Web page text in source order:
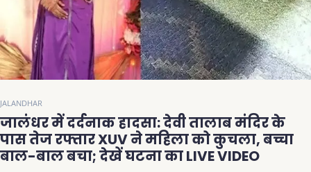
JALANDHAR
जालंधर में दर्दनाक हादसा: देवी तालाब मंदिर के
पास तेज रफ्तार XUV ने महिला को कुचला, बच्चा
बाल-बाल बचा; देखें घटना का LIVE VIDEO